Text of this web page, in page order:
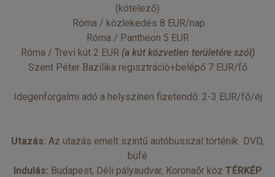
(kötelező)
Róma / közlekedés 8 EUR/nap
Róma / Pantheon 5 EUR
Róma / Trevi kút 2 EUR (a kút közvetlen területére szól)
Szent Péter Bazilika regisztráció+belépő 7 EUR/fő
Idegenforgalmi adó a helyszínen fizetendő: 2-3 EUR/fő/éj
Utazás: Az utazás emelt szintű autóbusszal történik DVD,
büfé
Indulás: Budapest, Déli pályaudvar, Koronaőr köz TÉRKÉP